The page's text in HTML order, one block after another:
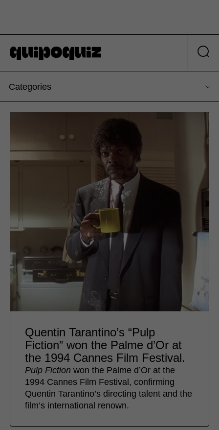
Categories
Quentin Tarantino’s “Pulp
Fiction” won the Palme d’Or at
the 1994 Cannes Film Festival.
Pulp Fiction won the Palme d’Or at the
1994 Cannes Film Festival, confirming
Quentin Tarantino’s directing talent and the
film’s international renown.